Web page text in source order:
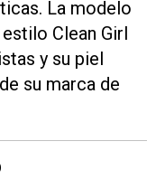
La modelo
Clean Girl
y su piel
su marca de